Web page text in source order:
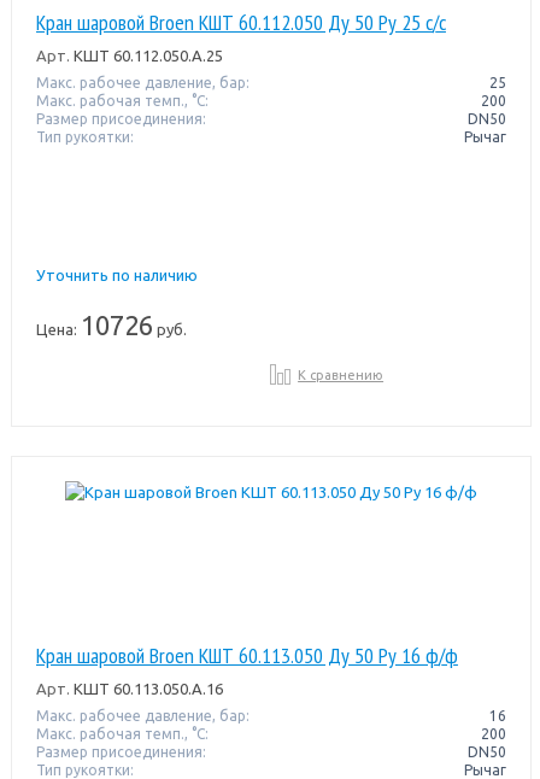
Кран шаровой Broen КШТ 60.112.050 Ду 50 Ру 25 с/с
Арт. КШТ 60.112.050.А.25
Макс. рабочее давление, бар:
25
Макс. рабочая темп., °С:
200
Размер присоединения:
DN50
Тип рукоятки:
Рычаг
Уточнить по наличию
Цена: 10726 руб.
К сравнению
Кран шаровой Broen КШТ 60.113.050 Ду 50 Ру 16 ф/ф
Арт. КШТ 60.113.050.А.16
Макс. рабочее давление, бар:
16
Макс. рабочая темп., °С:
200
Размер присоединения:
DN50
Тип рукоятки:
Рычаг